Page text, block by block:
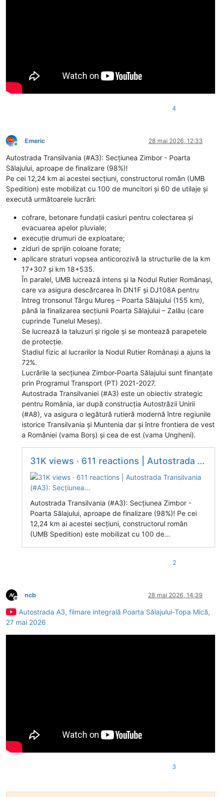
4
Conectat
Emeric 28 mai 2026, 12:33
Autostrada Transilvania (#A3): Secțiunea Zimbor - Poarta
Sălajului, aproape de finalizare (98%)!
Pe cei 12,24 km ai acestei secțiuni, constructorul român (UMB
Spedition) este mobilizat cu 100 de muncitori și 60 de utilaje și
execută următoarele lucrări:
cofrare, betonare fundații casiuri pentru colectarea și
evacuarea apelor pluviale;
execuție drumuri de exploatare;
ziduri de sprijin coloane forate;
aplicare straturi vopsea anticorozivă la structurile de la km
17+307 și km 18+535.
În paralel, UMB lucrează intens și la Nodul Rutier Românași,
care va asigura descărcarea în DN1F și DJ108A pentru
întreg tronsonul Târgu Mureș – Poarta Sălajului (155 km),
până la finalizarea secțiunii Poarta Sălajului – Zalău (care
cuprinde Tunelul Meseș).
Se lucrează la taluzuri și rigole și se montează parapetele
de protecție.
Stadiul fizic al lucrarilor la Nodul Rutier Românași a ajuns la
72%.
Lucrările la secțiunea Zimbor-Poarta Sălajului sunt finanțate
prin Programul Transport (PT) 2021-2027.
Autostrada Transilvaniei (#A3) este un obiectiv strategic
pentru România, iar după construcția Autostrăzii Unirii
(#A8), va asigura o legătură rutieră modernă între regiunile
istorice Transilvania și Muntenia dar și între frontiera de vest
a României (vama Borș) și cea de est (vama Ungheni).
31K views · 611 reactions | Autostrada Transilvania (#A3): Secțiunea...
Autostrada Transilvania (#A3): Secțiunea Zimbor -
Poarta Sălajului, aproape de finalizare (98%)! Pe cei
12,24 km ai acestei secțiuni, constructorul român
(UMB Spedition) este mobilizat cu 100 de...
2
Deconectat
ncb 28 mai 2026, 14:39
Autostrada A3, filmare integrală Poarta Sălajului-Topa Mică,
27 mai 2026
3